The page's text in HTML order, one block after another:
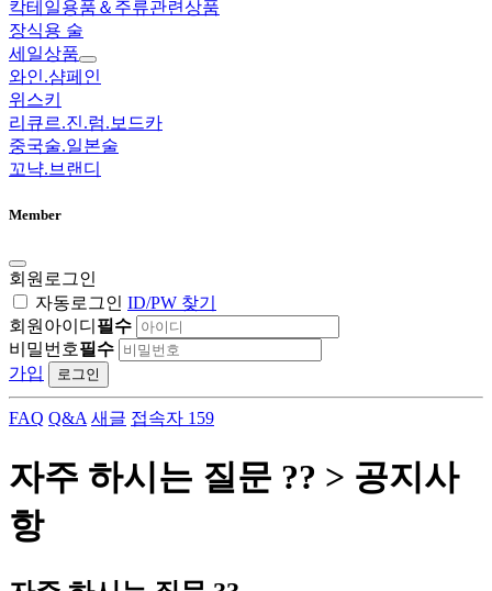
칵테일용품＆주류관련상품
장식용 술
세일상품
와인.샴페인
위스키
리큐르.진.럼.보드카
중국술.일본술
꼬냑.브랜디
Member
회원로그인
자동로그인 ID/PW 찾기
회원아이디 필수
비밀번호필수
가입
로그인
FAQ Q&A 새글 접속자 159
자주 하시는 질문 ?? > 공지사
항